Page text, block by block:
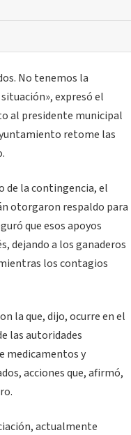
No tenemos la
expresó el
al presidente municipal
retome las
de la contingencia, el
otorgaron respaldo para
que esos apoyos
dejando a los ganaderos
los contagios
la que, dijo, ocurre en el
las autoridades
medicamentos y
acciones que, afirmó,
actualmente